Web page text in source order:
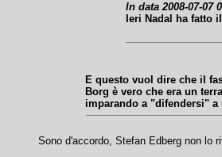
In data 2008-07-07
Ieri Nadal ha fatto
E questo vuol dire che il
Borg è vero che era un
imparando a "difendersi"
Sono d'accordo, Stefan Edberg non lo